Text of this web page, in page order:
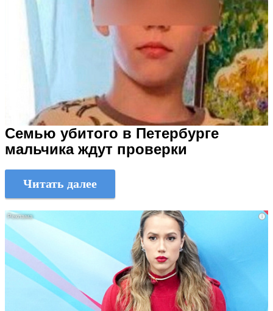
Семью убитого в Петербурге
мальчика ждут проверки
Читать далее
i